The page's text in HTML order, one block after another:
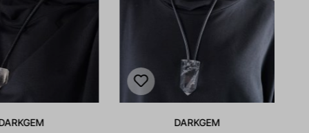
DARKGEM